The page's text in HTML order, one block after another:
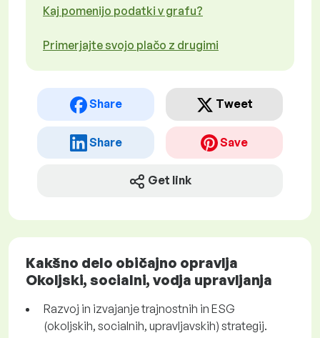
Kaj pomenijo podatki v grafu?
Primerjajte svojo plačo z drugimi
Share Tweet
Share Save
Get link
Kakšno delo običajno opravlja
Okoljski, socialni, vodja upravljanja
Razvoj in izvajanje trajnostnih in ESG
(okoljskih, socialnih, upravljavskih) strategij.